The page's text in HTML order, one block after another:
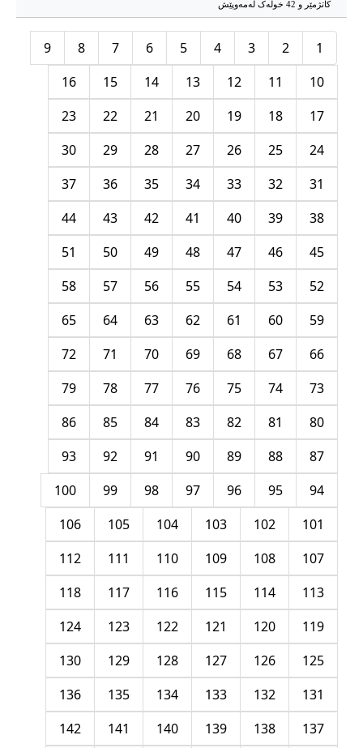
کاتژمێر و 42 خوله‌ک له‌مه‌وپێش‌
1
2
3
4
5
6
7
8
9
10
11
12
13
14
15
16
17
18
19
20
21
22
23
24
25
26
27
28
29
30
31
32
33
34
35
36
37
38
39
40
41
42
43
44
45
46
47
48
49
50
51
52
53
54
55
56
57
58
59
60
61
62
63
64
65
66
67
68
69
70
71
72
73
74
75
76
77
78
79
80
81
82
83
84
85
86
87
88
89
90
91
92
93
94
95
96
97
98
99
100
101
102
103
104
105
106
107
108
109
110
111
112
113
114
115
116
117
118
119
120
121
122
123
124
125
126
127
128
129
130
131
132
133
134
135
136
137
138
139
140
141
142